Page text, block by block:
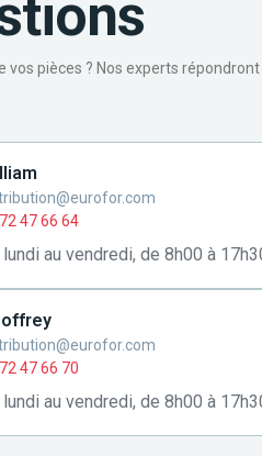
vos pièces ? Nos experts
47 66 64
lundi au vendredi, de 8h00 à
47 66 70
lundi au vendredi, de 8h00 à